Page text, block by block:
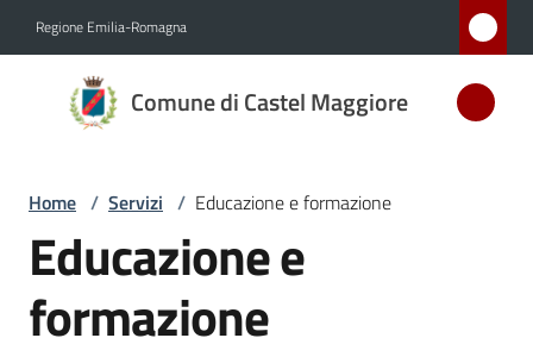
Regione Emilia-Romagna
Comune di Castel Maggiore
Comune
di Castel
D'ARGENTO
CIVILE
Home / Servizi / Educazione e formazione
Educazione e
formazione